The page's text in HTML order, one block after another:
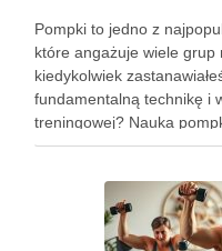
Pompki to jedno z
które angażuje wiele grup
kiedykolwiek
fundamentalną technikę i
treningowej? Nauka
determinacji, ale także